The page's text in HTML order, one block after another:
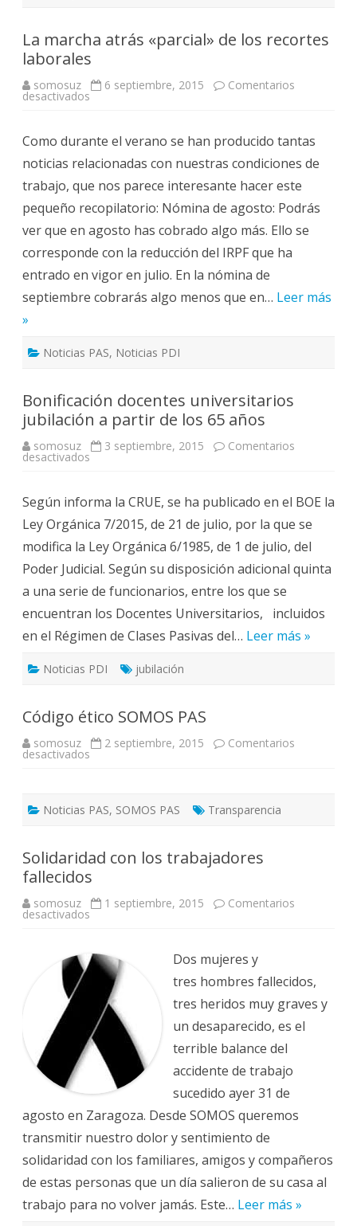
La marcha atrás «parcial» de los recortes
laborales
somosuz 6 septiembre, 2015 Comentarios
desactivadosen
«parcial»
de
los
recortes
laborales
Como durante el verano se han producido tantas
noticias relacionadas con nuestras condiciones de
trabajo, que nos parece interesante hacer este
pequeño recopilatorio: Nómina de agosto: Podrás
ver que en agosto has cobrado algo más. Ello se
corresponde con la reducción del IRPF que ha
entrado en vigor en julio. En la nómina de
septiembre cobrarás algo menos que en… Leer más
»
Noticias PAS, Noticias PDI
Bonificación docentes universitarios
jubilación a partir de los 65 años
somosuz 3 septiembre, 2015 Comentarios
desactivadosen
jubilación
a
partir
de
los
65
años
Según informa la CRUE, se ha publicado en el BOE la
Ley Orgánica 7/2015, de 21 de julio, por la que se
modifica la Ley Orgánica 6/1985, de 1 de julio, del
Poder Judicial. Según su disposición adicional quinta
a una serie de funcionarios, entre los que se
encuentran los Docentes Universitarios, incluidos
en el Régimen de Clases Pasivas del… Leer más »
Noticias PDI jubilación
Código ético SOMOS PAS
somosuz 2 septiembre, 2015 Comentarios
desactivadosen
Noticias PAS, SOMOS PAS Transparencia
Solidaridad con los trabajadores
fallecidos
somosuz 1 septiembre, 2015 Comentarios
desactivadosen
trabajadores
fallecidos
Dos mujeres y
tres hombres fallecidos,
tres heridos muy graves y
un desaparecido, es el
terrible balance del
accidente de trabajo
sucedido ayer 31 de
agosto en Zaragoza. Desde SOMOS queremos
transmitir nuestro dolor y sentimiento de
solidaridad con los familiares, amigos y compañeros
de estas personas que un día salieron de su casa al
trabajo para no volver jamás. Este… Leer más »